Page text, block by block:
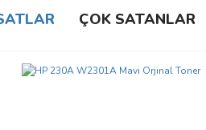
ÇOK SATANLAR